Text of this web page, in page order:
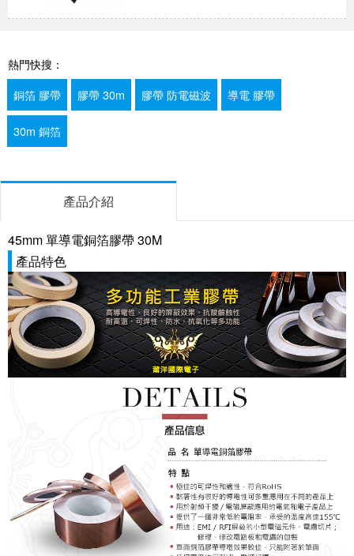
熱門快搜：
銅箔 膠帶
膠帶 30m 膠帶 防電磁波 導電 膠帶
30m 銅箔
產品介紹
45mm 單導電銅箔膠帶 30M
產品特色